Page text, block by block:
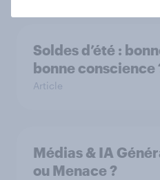
Soldes d’été :
bonne conscience
Article
Médias & IA
ou Menace ?